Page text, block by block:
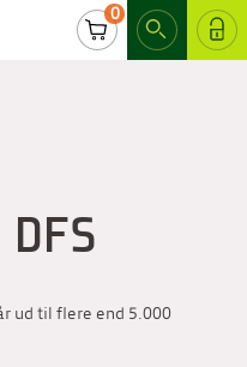
0
LOG IND
ud til flere end 5.000